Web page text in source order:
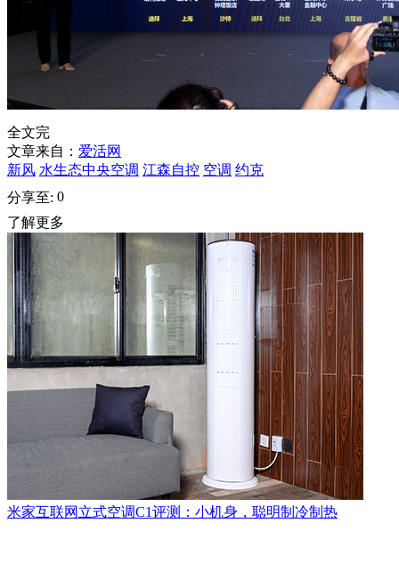
全文完
文章来自： 爱活网
新风 水生态中央空调 江森自控 空调 约克
分享至: 0
了解更多
米家互联网立式空调C1评测：小机身，聪明制冷制热